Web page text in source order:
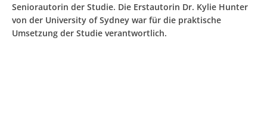
Seniorautorin der Studie. Die Erstautorin Dr. Kylie Hunter
von der University of Sydney war für die praktische
Umsetzung der Studie verantwortlich.